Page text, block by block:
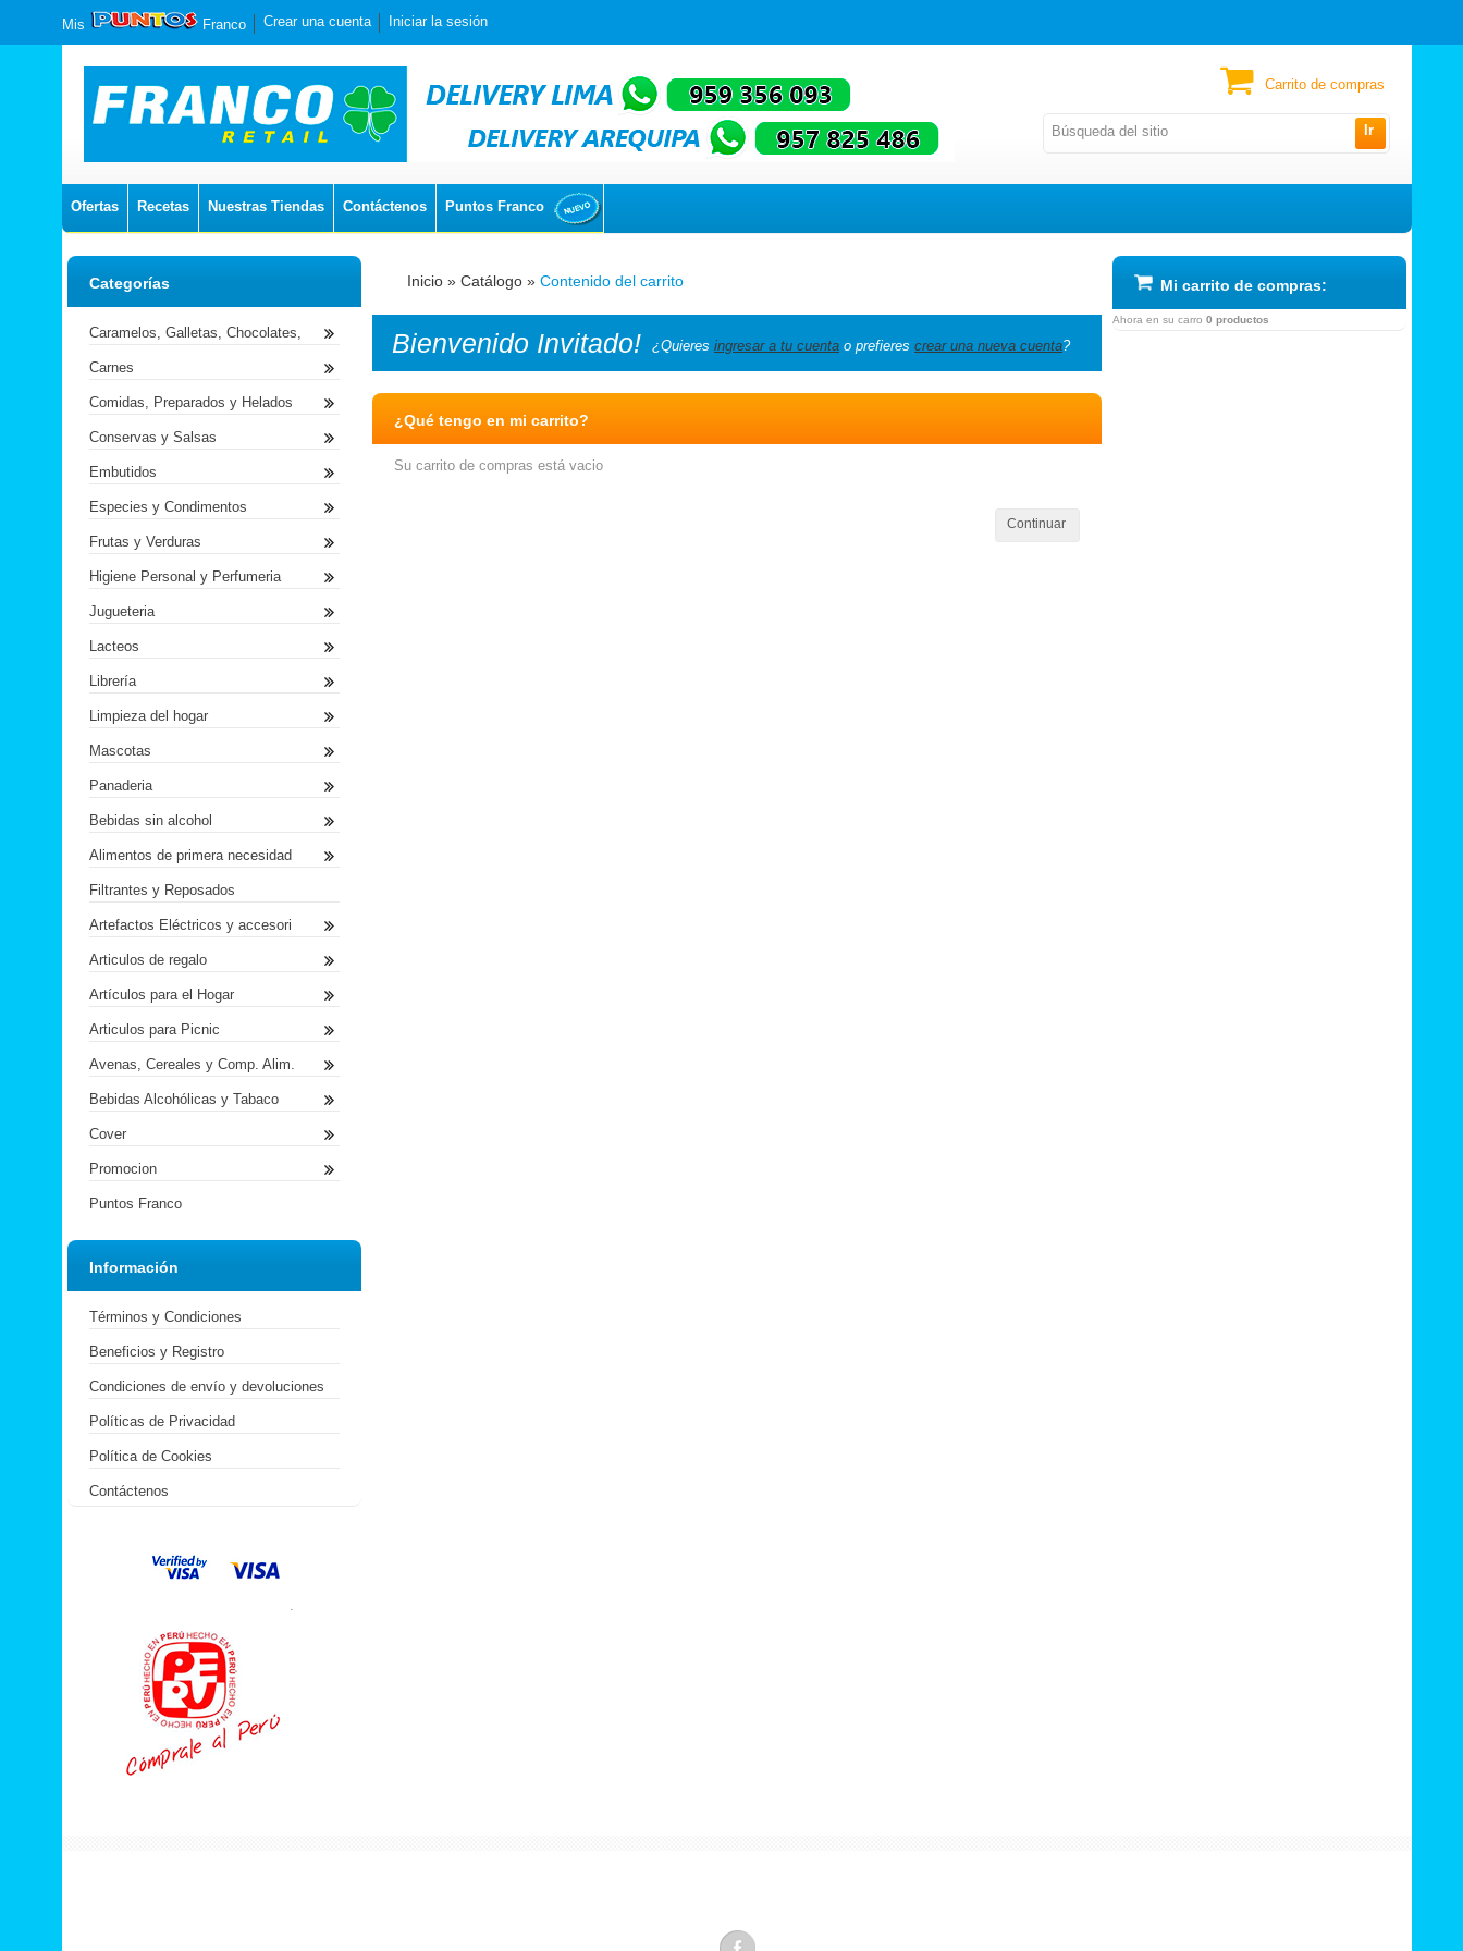
Ir
Mis Franco Crear una cuenta Iniciar la sesión
Ofertas Recetas Nuestras Tiendas Contáctenos Puntos Franco
Carrito de compras
Inicio » Catálogo » Contenido del carrito
Bienvenido Invitado! ¿Quieres ingresar a tu cuenta o prefieres crear una nueva cuenta?
¿Qué tengo en mi carrito?
Su carrito de compras está vacio
Continuar
Categorías
Caramelos, Galletas, Chocolates,
Carnes
Comidas, Preparados y Helados
Conservas y Salsas
Embutidos
Especies y Condimentos
Frutas y Verduras
Higiene Personal y Perfumeria
Jugueteria
Lacteos
Librería
Limpieza del hogar
Mascotas
Panaderia
Bebidas sin alcohol
Alimentos de primera necesidad
Filtrantes y Reposados
Artefactos Eléctricos y accesori
Articulos de regalo
Artículos para el Hogar
Articulos para Picnic
Avenas, Cereales y Comp. Alim.
Bebidas Alcohólicas y Tabaco
Cover
Promocion
Puntos Franco
Información
Términos y Condiciones
Beneficios y Registro
Condiciones de envío y devoluciones
Políticas de Privacidad
Política de Cookies
Contáctenos
.
Mi carrito de compras:
Ahora en su carro 0 productos